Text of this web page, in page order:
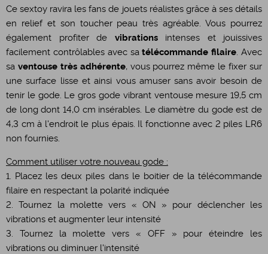
Ce sextoy ravira les fans de jouets réalistes grâce à ses détails
en relief et son toucher peau très agréable. Vous pourrez
également profiter de vibrationsintenses et jouissives
facilement contrôlables avec satélécommande filaire. Avec
sa ventouse très adhérente, vous pourrez même le fixer sur
une surface lisse et ainsi vous amuser sans avoir besoin de
tenir le gode. Le gros gode vibrant ventouse mesure 19,5 cm
de long dont 14,0 cm insérables. Le diamètre du gode est de
4,3 cm à l'endroit le plus épais. Il fonctionne avec 2 piles LR6
non fournies.
Comment utiliser votre nouveau gode :
1. Placez les deux piles dans le boitier de la télécommande
filaire en respectant la polarité indiquée
2. Tournez la molette vers « ON » pour déclencher les
vibrations et augmenter leur intensité
3. Tournez la molette vers « OFF » pour éteindre les
vibrations ou diminuer l'intensité